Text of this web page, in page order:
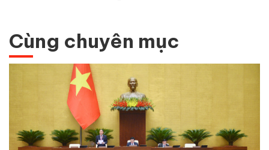
Cùng chuyên mục